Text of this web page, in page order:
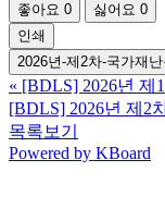
좋아요 0 싫어요 0
인쇄
2026년-제2차-국가재
« [BDLS] 2026년 제
[BDLS] 2026년 제2
목록보기
Powered by KBoard